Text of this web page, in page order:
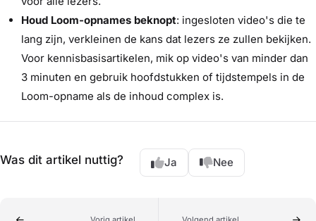
Houd Loom-opnames beknopt: ingesloten video's die te
lang zijn, verkleinen de kans dat lezers ze zullen bekijken.
Voor kennisbasisartikelen, mik op video's van minder dan
3 minuten en gebruik hoofdstukken of tijdstempels in de
Loom-opname als de inhoud complex is.
Was dit artikel nuttig? Ja Nee